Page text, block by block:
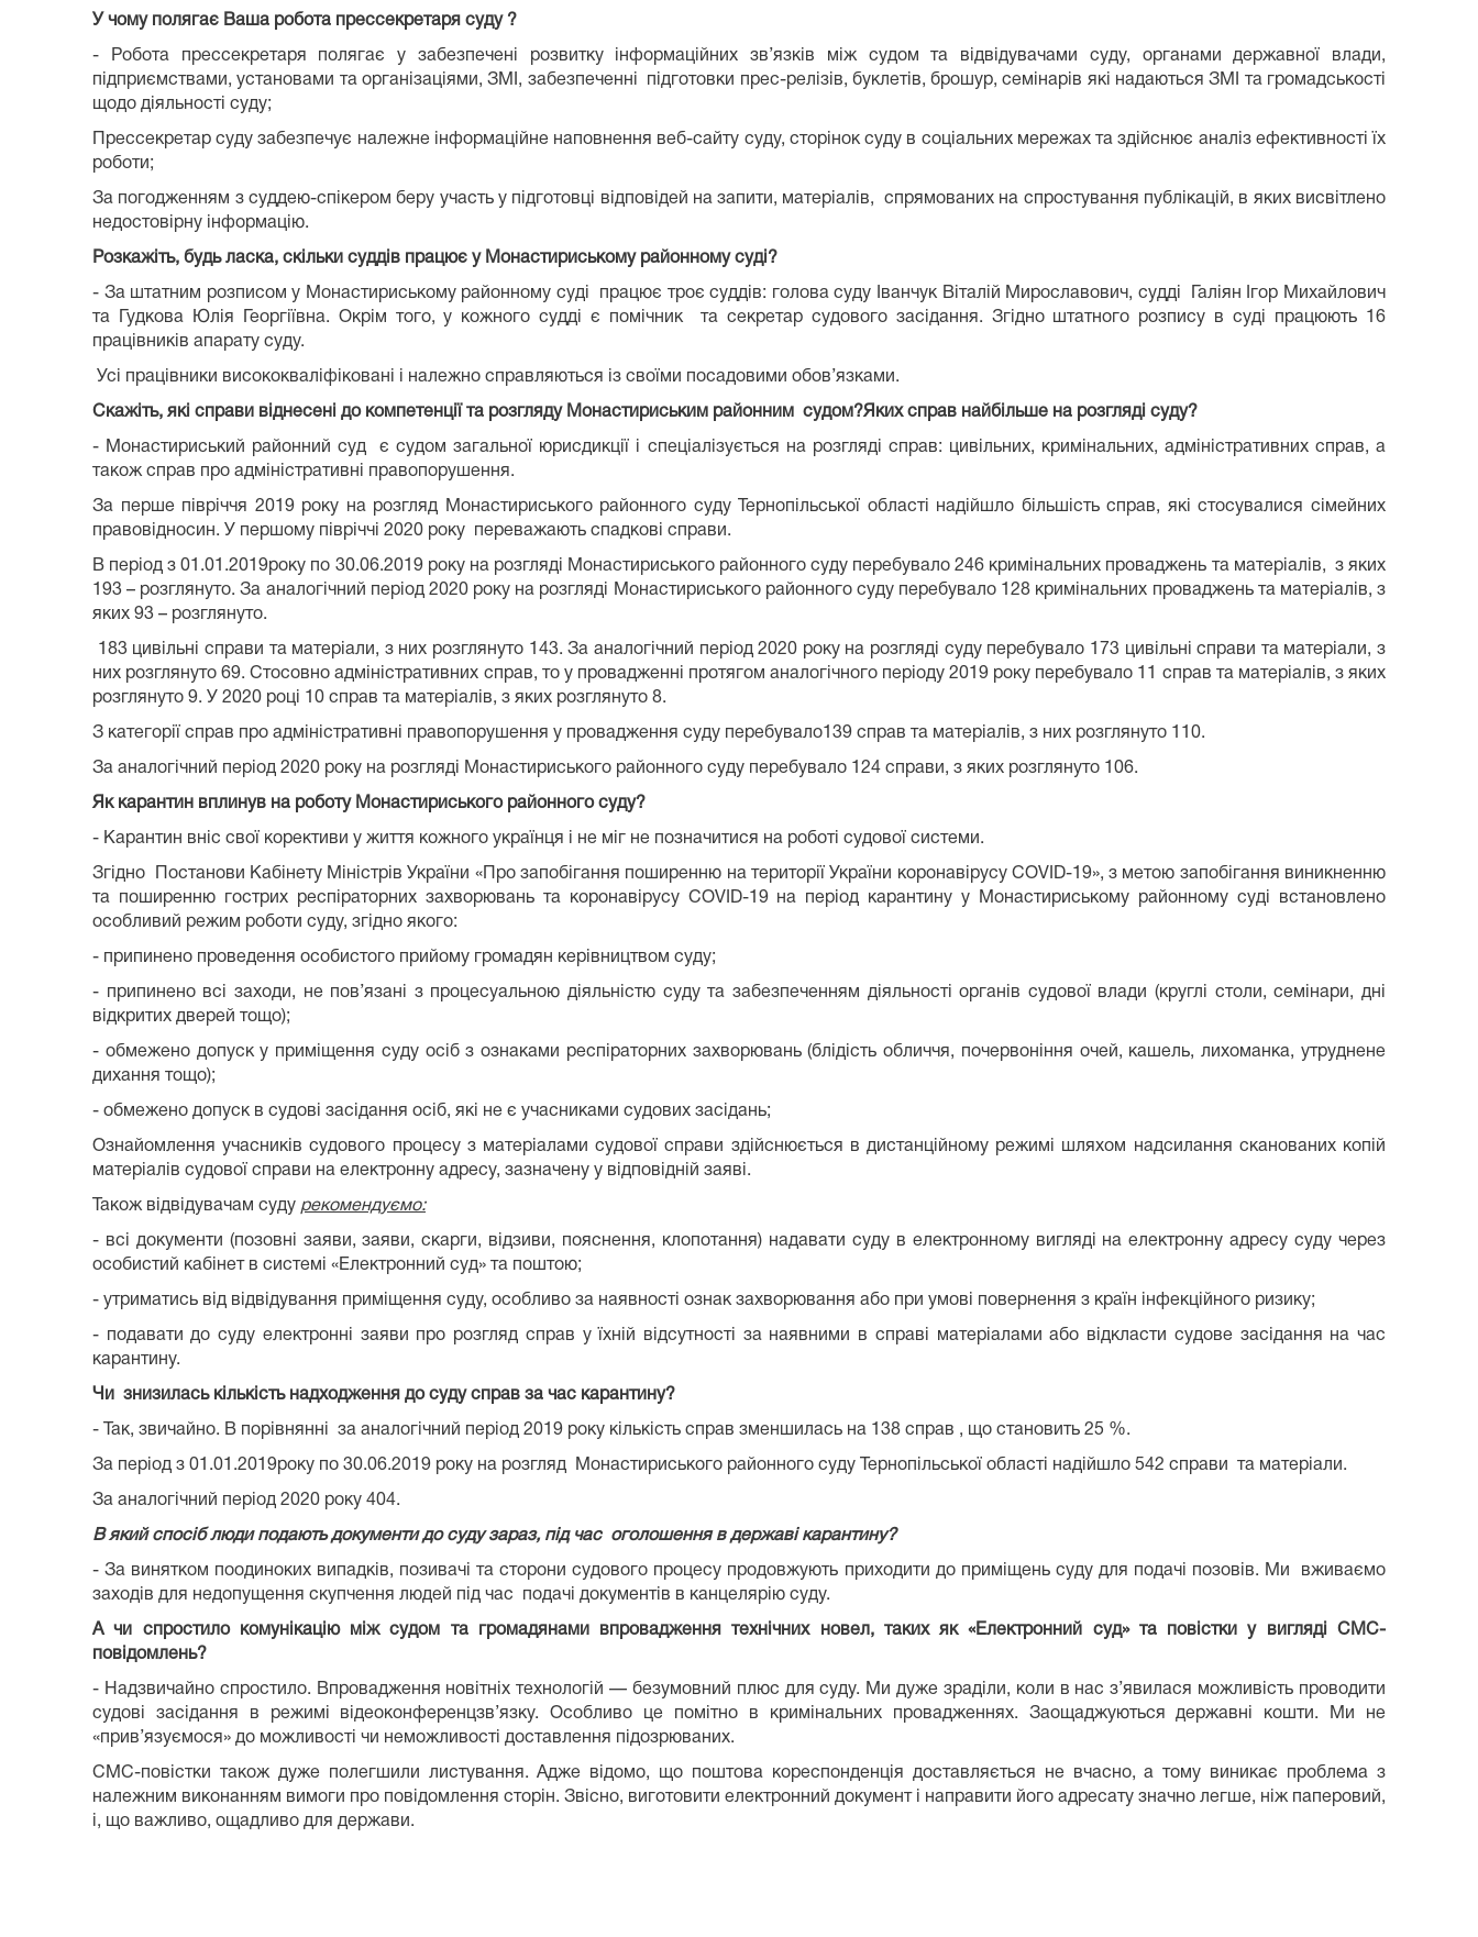
У чому полягає Ваша робота прессекретаря суду ?
- Робота прессекретаря полягає у забезпечені розвитку інформаційних зв’язків між судом та відвідувачами суду, органами державної влади,
підприємствами, установами та організаціями, ЗМІ, забезпеченні підготовки прес-релізів, буклетів, брошур, семінарів які надаються ЗМІ та громадськості
щодо діяльності суду;
Прессекретар суду забезпечує належне інформаційне наповнення веб-сайту суду, сторінок суду в соціальних мережах та здійснює аналіз ефективності їх
роботи;
За погодженням з суддею-спікером беру участь у підготовці відповідей на запити, матеріалів, спрямованих на спростування публікацій, в яких висвітлено
недостовірну інформацію.
Розкажіть, будь ласка, скільки суддів працює у Монастириському районному суді?
- За штатним розписом у Монастириському районному суді працює троє суддів: голова суду Іванчук Віталій Мирославович, судді Галіян Ігор Михайлович
та Гудкова Юлія Георгіївна. Окрім того, у кожного судді є помічник та секретар судового засідання. Згідно штатного розпису в суді працюють 16
працівників апарату суду.
Усі працівники висококваліфіковані і належно справляються із своїми посадовими обов’язками.
Скажіть, які справи віднесені до компетенції та розгляду Монастириським районним судом?Яких справ найбільше на розгляді суду?
- Монастириський районний суд є судом загальної юрисдикції і спеціалізується на розгляді справ: цивільних, кримінальних, адміністративних справ, а
також справ про адміністративні правопорушення.
За перше півріччя 2019 року на розгляд Монастириського районного суду Тернопільської області надійшло більшість справ, які стосувалися сімейних
правовідносин. У першому півріччі 2020 року переважають спадкові справи.
В період з 01.01.2019року по 30.06.2019 року на розгляді Монастириського районного суду перебувало 246 кримінальних проваджень та матеріалів, з яких
193 – розглянуто. За аналогічний період 2020 року на розгляді Монастириського районного суду перебувало 128 кримінальних проваджень та матеріалів, з
яких 93 – розглянуто.
183 цивільні справи та матеріали, з них розглянуто 143. За аналогічний період 2020 року на розгляді суду перебувало 173 цивільні справи та матеріали, з
них розглянуто 69. Стосовно адміністративних справ, то у провадженні протягом аналогічного періоду 2019 року перебувало 11 справ та матеріалів, з яких
розглянуто 9. У 2020 році 10 справ та матеріалів, з яких розглянуто 8.
З категорії справ про адміністративні правопорушення у провадження суду перебувало139 справ та матеріалів, з них розглянуто 110.
За аналогічний період 2020 року на розгляді Монастириського районного суду перебувало 124 справи, з яких розглянуто 106.
Як карантин вплинув на роботу Монастириського районного суду?
- Карантин вніс свої корективи у життя кожного українця і не міг не позначитися на роботі судової системи.
Згідно Постанови Кабінету Міністрів України «Про запобігання поширенню на території України коронавірусу COVID-19», з метою запобігання виникненню
та поширенню гострих респіраторних захворювань та коронавірусу COVID-19 на період карантину у Монастириському районному суді встановлено
особливий режим роботи суду, згідно якого:
- припинено проведення особистого прийому громадян керівництвом суду;
- припинено всі заходи, не пов’язані з процесуальною діяльністю суду та забезпеченням діяльності органів судової влади (круглі столи, семінари, дні
відкритих дверей тощо);
- обмежено допуск у приміщення суду осіб з ознаками респіраторних захворювань (блідість обличчя, почервоніння очей, кашель, лихоманка, утруднене
дихання тощо);
- обмежено допуск в судові засідання осіб, які не є учасниками судових засідань;
Ознайомлення учасників судового процесу з матеріалами судової справи здійснюється в дистанційному режимі шляхом надсилання сканованих копій
матеріалів судової справи на електронну адресу, зазначену у відповідній заяві.
Також відвідувачам суду рекомендуємо:
- всі документи (позовні заяви, заяви, скарги, відзиви, пояснення, клопотання) надавати суду в електронному вигляді на електронну адресу суду через
особистий кабінет в системі «Електронний суд» та поштою;
- утриматись від відвідування приміщення суду, особливо за наявності ознак захворювання або при умові повернення з країн інфекційного ризику;
- подавати до суду електронні заяви про розгляд справ у їхній відсутності за наявними в справі матеріалами або відкласти судове засідання на час
карантину.
Чи знизилась кількість надходження до суду справ за час карантину?
- Так, звичайно. В порівнянні за аналогічний період 2019 року кількість справ зменшилась на 138 справ , що становить 25 %.
За період з 01.01.2019року по 30.06.2019 року на розгляд Монастириського районного суду Тернопільської області надійшло 542 справи та матеріали.
За аналогічний період 2020 року 404.
В який спосіб люди подають документи до суду зараз, під час оголошення в державі карантину?
- За винятком поодиноких випадків, позивачі та сторони судового процесу продовжують приходити до приміщень суду для подачі позовів. Ми вживаємо
заходів для недопущення скупчення людей під час подачі документів в канцелярію суду.
А чи спростило комунікацію між судом та громадянами впровадження технічних новел, таких як «Електрон­ний суд» та повістки у вигляді СМС-
повідомлень?
- Надзвичайно спростило. Впровадження новітніх технологій — безумовний плюс для суду. Ми дуже зраділи, коли в нас з’явилася можливість проводити
судові засідання в режимі відеоконференцзв’язку. Особ­ливо це помітно в кримінальних провадженнях. Заощаджуються державні кошти. Ми не
«прив’язуємося» до можливості чи неможливості доставлення підозрюваних.
СМС-повістки також дуже полегшили листування. Адже відомо, що поштова кореспонденція доставляється не вчасно, а тому виникає проблема з
належним виконанням вимоги про повідомлення сторін. Звісно, виготовити електронний документ і направити його адресату значно легше, ніж паперовий,
і, що важливо, ощадливо для держави.